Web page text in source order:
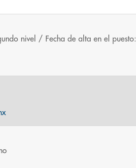
nivel / Fecha de alta en el puesto: